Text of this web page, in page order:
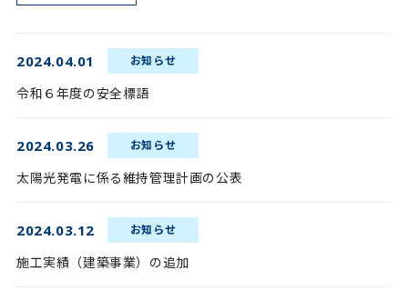
2024.04.01 お知らせ
令和６年度の安全標語
2024.03.26 お知らせ
太陽光発電に係る維持管理計画の公表
2024.03.12 お知らせ
施工実績（建築事業）の追加